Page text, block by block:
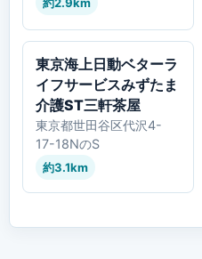
東京海上日動ベターラ
イフサービスみずたま
介護ST三軒茶屋
東京都世田谷区代沢4-
17-18NのS
約3.1km